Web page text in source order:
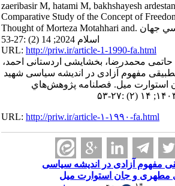
zaeribasir M, hatami M, bakhshayesh
Comparative Study of the Concept of
Thought of Morteza Motahhari and. پژوهش‌هاي سياسي جهان
اسلام 2024; 14 (2) :27-53
URL:http://priw.ir/article-1-1990-fa.html
محمدرضا، بخشایشی اردستانی احمد،
مفهوم آزادی در اندیشه سیاسی شهید
میل. فصلنامه پژوهش‌هاي
URL:http://priw.ir/article-۱-۱۹۹۰-fa.html
مفهوم آزادی در اندیشه سیاسی
و جان استوارت میل